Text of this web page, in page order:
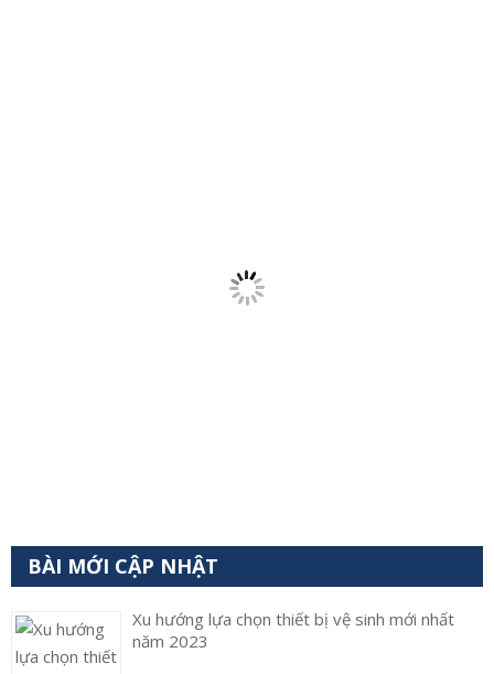
BÀI MỚI CẬP NHẬT
Xu hướng lựa chọn thiết bị vệ sinh mới nhất
năm 2023